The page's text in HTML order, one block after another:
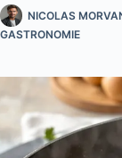
NICOLAS
GASTRONOMIE